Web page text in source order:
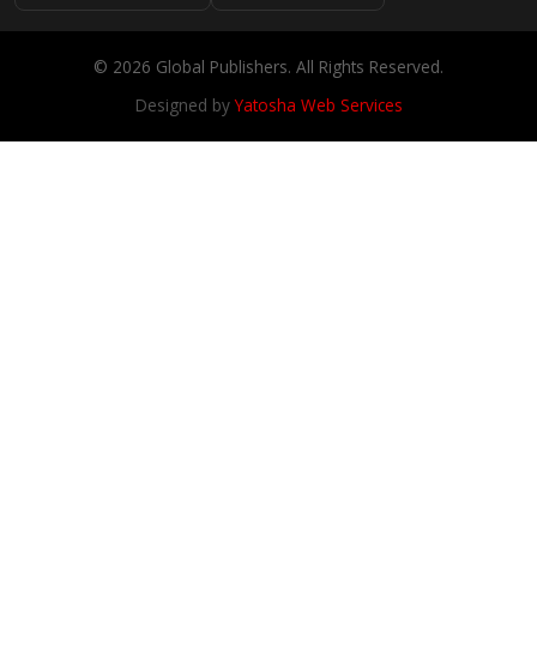
© 2026 Global Publishers. All Rights Reserved.
Designed byYatosha Web Services